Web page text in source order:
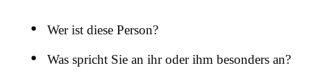
Wer ist diese Person?
Was spricht Sie an ihr oder ihm besonders an?